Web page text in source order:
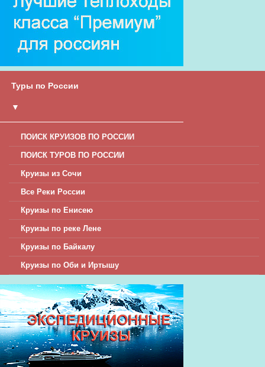
Туры по России
▼
ПОИСК КРУИЗОВ ПО РОССИИ
ПОИСК ТУРОВ ПО РОССИИ
Круизы из Сочи
Все Реки России
Круизы по Енисею
Круизы по реке Лене
Круизы по Байкалу
Круизы по Оби и Иртышу